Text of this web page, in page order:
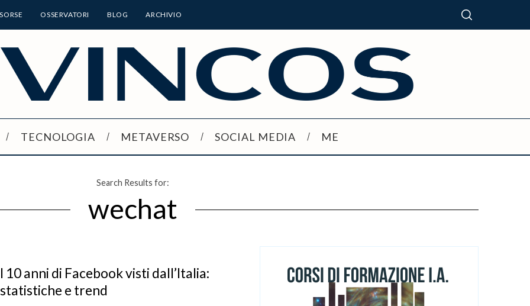
OSSERVATORI BLOG ARCHIVIO
TECNOLOGIA METAVERSO SOCIAL MEDIA ME
Search Results for:
wechat
I 10 anni di Facebook visti dall’Italia:
statistiche e trend